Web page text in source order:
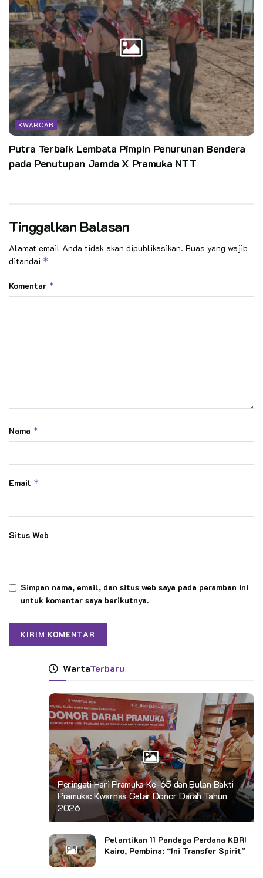
KWARCAB
Putra Terbaik Lembata Pimpin Penurunan Bendera
pada Penutupan Jamda X Pramuka NTT
Tinggalkan Balasan
Alamat email Anda tidak akan dipublikasikan. Ruas yang wajib
ditandai *
Komentar *
Nama *
Email *
Situs Web
Simpan nama, email, dan situs web saya pada peramban ini
untuk komentar saya berikutnya.
WartaTerbaru
Peringati Hari Pramuka Ke-65 dan Bulan Bakti
Pramuka: Kwarnas Gelar Donor Darah Tahun
2026
Pelantikan 11 Pandega Perdana KBRI
Kairo, Pembina: “Ini Transfer Spirit”